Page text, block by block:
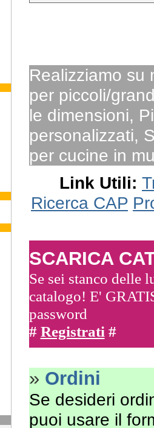
Realizziamo su
per piccoli/
le dimensioni,
personalizzati,
per cucine in
Link Utili:
Ricerca CAP
SCARICA
Se sei stanco delle
catalogo! E'
password
# Registrati #
» Ordini
Se desideri
puoi usare il